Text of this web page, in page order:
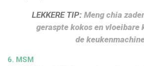
LEKKERE TIP: Meng chia
geraspte kokos en vloeibare
de
6. MSM